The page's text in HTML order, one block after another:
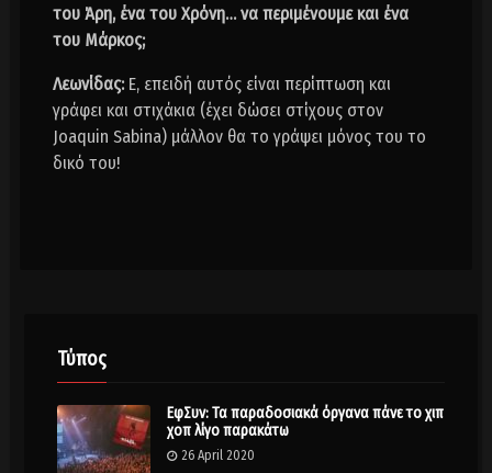
του Άρη, ένα του Χρόνη… να περιμένουμε και ένα
του Μάρκος;
Λεωνίδας:Ε, επειδή αυτός είναι περίπτωση και
γράφει και στιχάκια (έχει δώσει στίχους στον
Joaquin Sabina) μάλλον θα το γράψει μόνος του το
δικό του!
Τύπος
ΕφΣυν: Τα παραδοσιακά όργανα πάνε το χιπ
χοπ λίγο παρακάτω
26 April 2020